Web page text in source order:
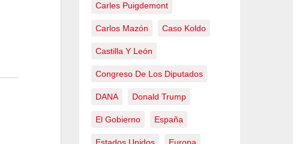
Carles Puigdemont
Carlos Mazón Caso Koldo
Castilla Y León
Congreso De Los Diputados
DANA Donald Trump
El Gobierno España